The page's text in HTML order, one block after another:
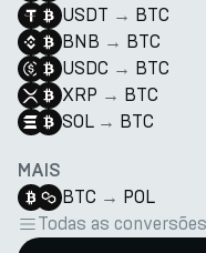
USDT → BTC
BNB → BTC
USDC → BTC
XRP → BTC
SOL → BTC
MAIS
BTC → POL
Todas as